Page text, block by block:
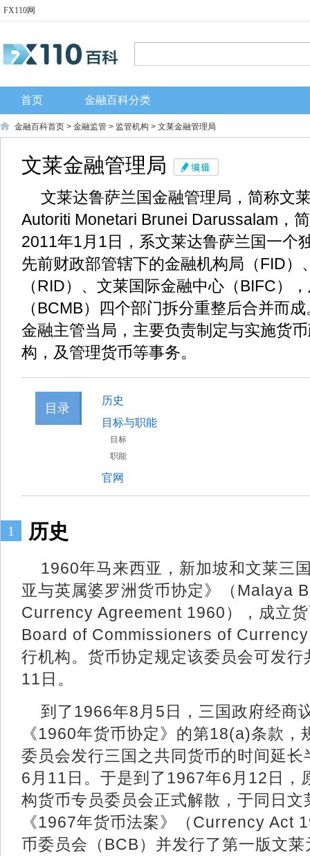
FX110网
首页 金融百科分类
金融百科首页 > 金融监管 > 监管机构 > 文莱金融管理局
文莱金融管理局
文莱达鲁萨兰国金融管理局，简称文
Autoriti Monetari Brunei Darussalam，
2011年1月1日，系文莱达鲁萨兰国一个
先前财政部管辖下的金融机构局（FID）
（RID）、文莱国际金融中心（BIFC）
（BCMB）四个部门拆分重整后合并而
金融主管当局，主要负责制定与实施货
构，及管理货币等事务。
目录
历史
目标与职能
目标
职能
官网
1 历史
1960年马来西亚，新加坡和文莱三
亚与英属婆罗洲货币协定》（Malaya
Currency Agreement 1960），成立
Board of Commissioners of
行机构。货币协定规定该委员会可发
11日。
到了1966年8月5日，三国政府经商
《1960年货币协定》的第18(a)条款
委员会发行三国之共同货币的时间延
6月11日。于是到了1967年6月12日，
构货币专员委员会正式解散，于同日文
《1967年货币法案》（Currency Act
币委员会（BCB）并发行了第一版文